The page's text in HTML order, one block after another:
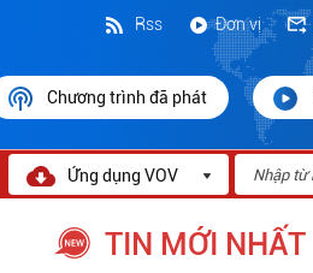
Đơn vị
Rss
Chương trình đã phát
Ứng dụng VOV
TIN MỚI NHẤT